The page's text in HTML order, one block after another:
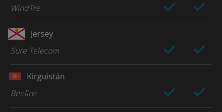
WindTre
Jersey
Sure Telecom
Kirguistán
Beeline